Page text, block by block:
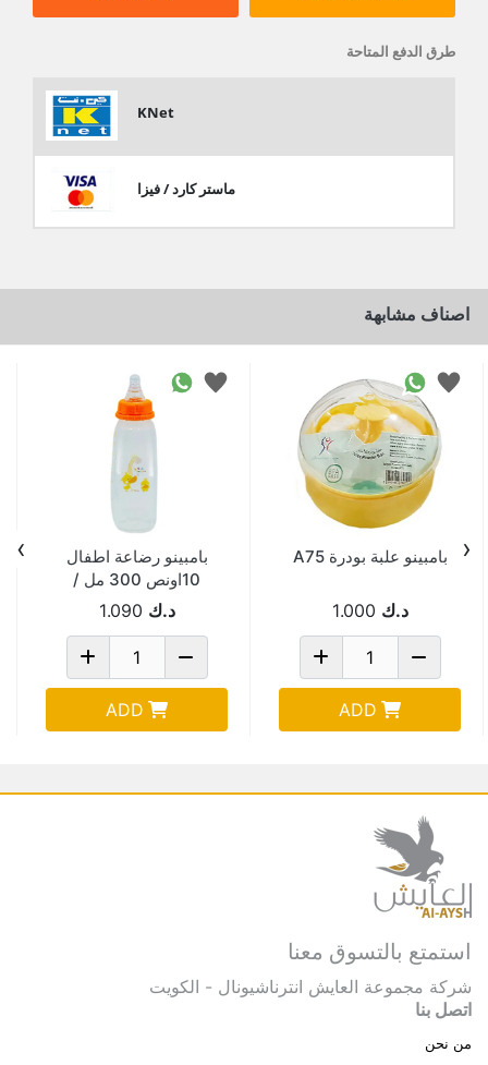
طرق الدفع المتاحة
KNet
ماستر كارد / فيزا
اصناف مشابهة
بامبينو علبة بودرة A75
د.ك 1.000
ADD
بامبينو رضاعة اطفال
10اونص 300 مل /
A82 د.ك 1.090
ADD
‹
›
استمتع بالتسوق معنا
شركة مجموعة العايش انترناشيونال - الكويت
اتصل بنا
من نحن